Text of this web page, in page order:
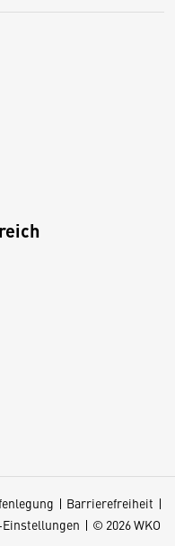
Barrierefreiheit
© 2026 WKO